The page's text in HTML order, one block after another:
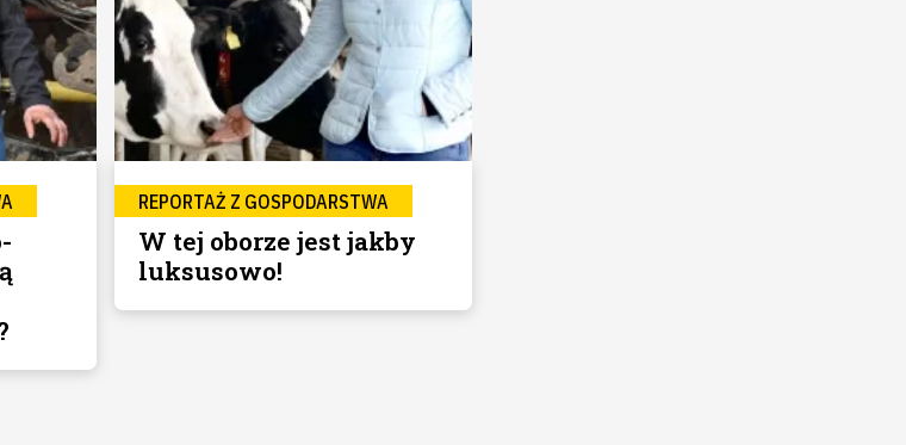
REPORTAŻ Z GOSPODARSTWA
W tej oborze jest jakby
luksusowo!